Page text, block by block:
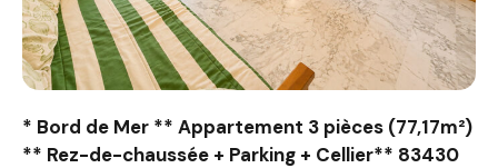
* Bord de Mer ** Appartement 3 pièces (77,17m²)
** Rez-de-chaussée + Parking + Cellier** 83430